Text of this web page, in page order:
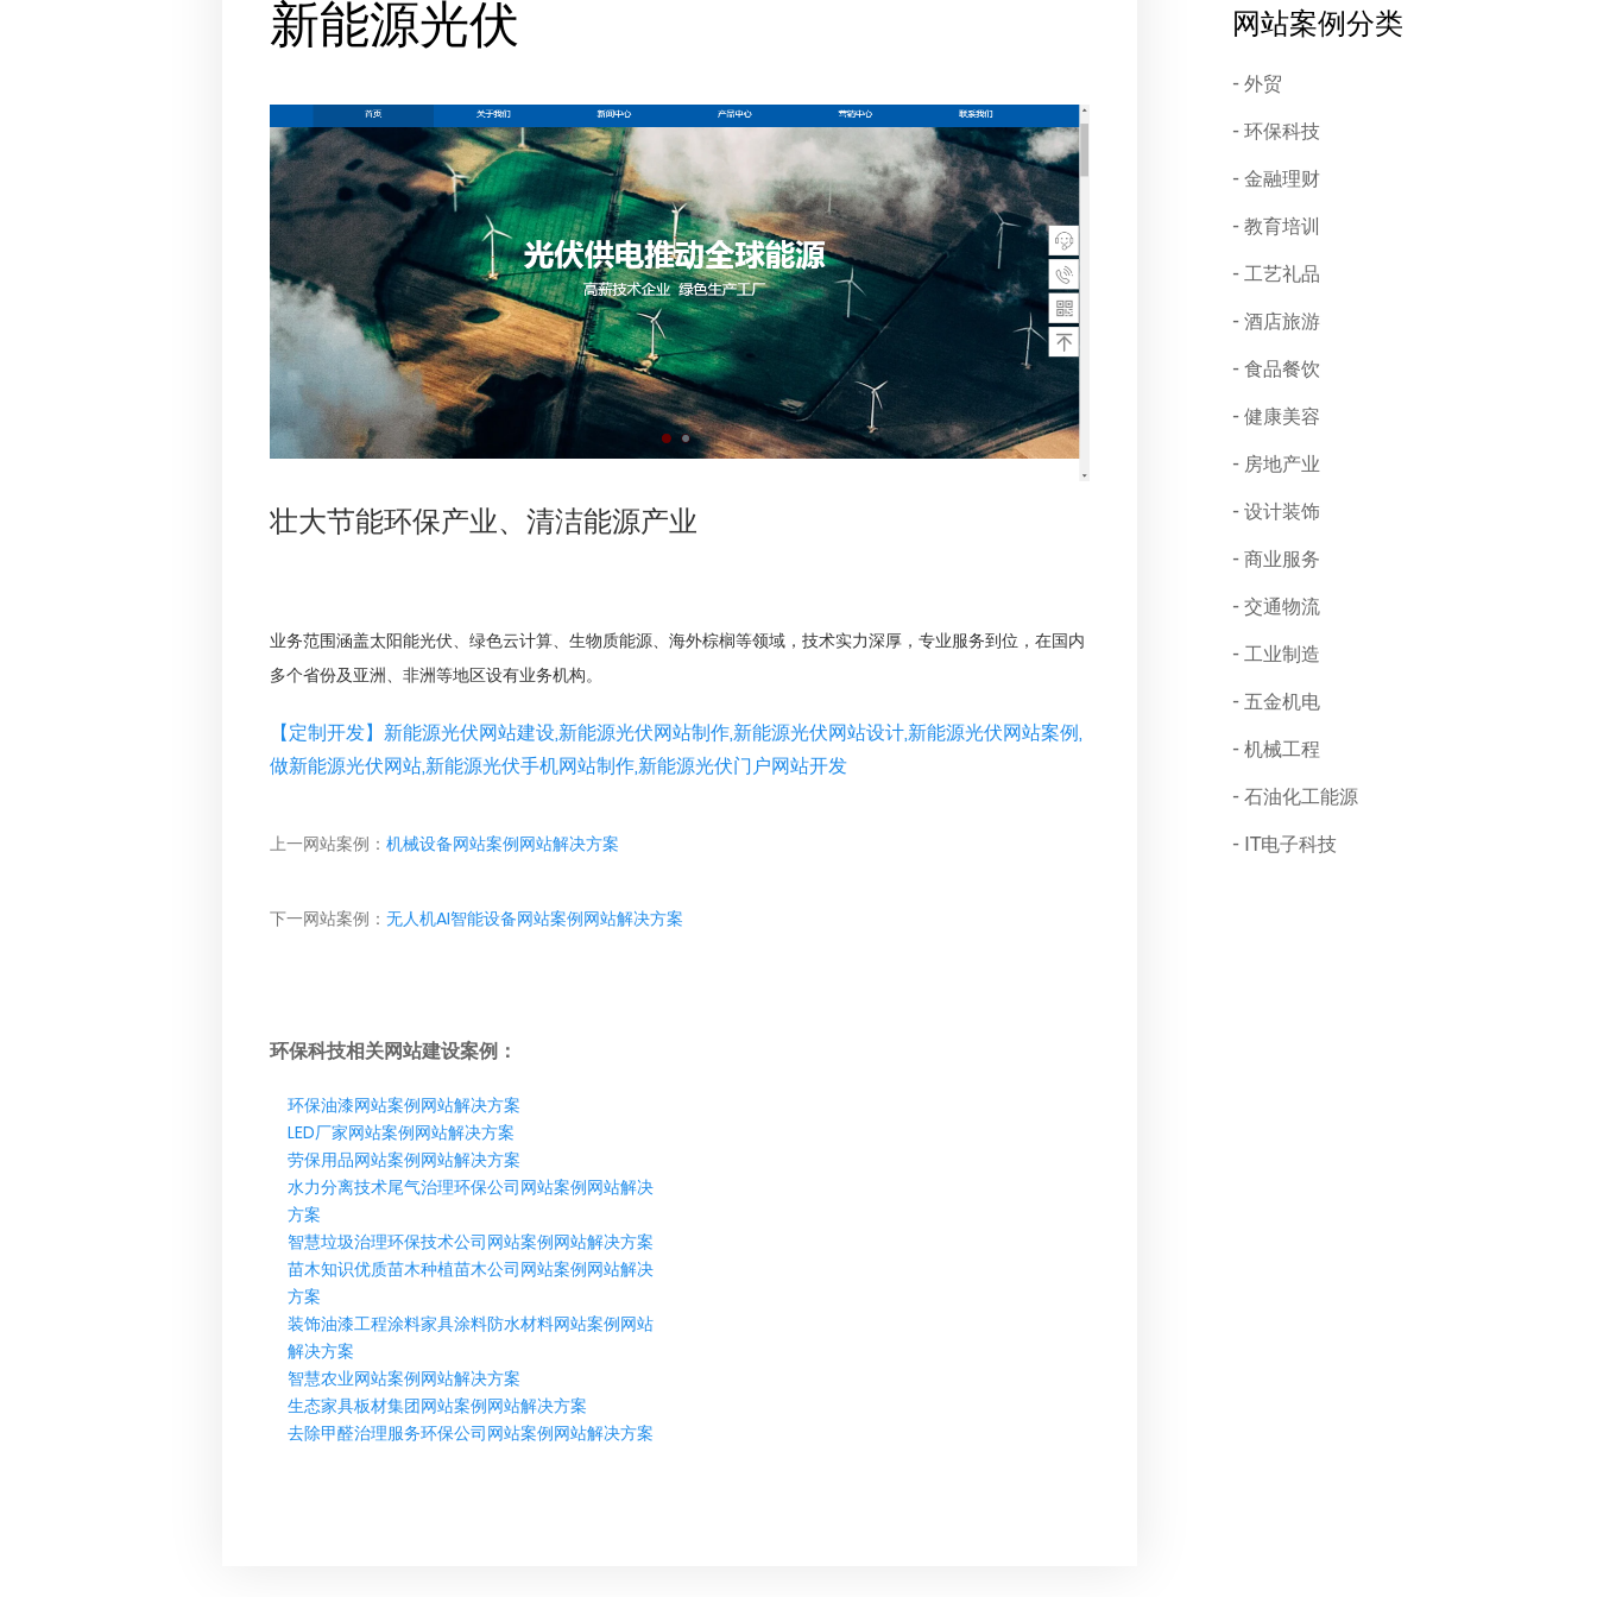
新能源光伏
壮大节能环保产业、清洁能源产业
业务范围涵盖太阳能光伏、绿色云计算、生物质能源、海外棕榈等领域，技术实力深厚，专业服务到位，在国内
多个省份及亚洲、非洲等地区设有业务机构。
【定制开发】新能源光伏网站建设,新能源光伏网站制作,新能源光伏网站设计,新能源光伏网站案例,
做新能源光伏网站,新能源光伏手机网站制作,新能源光伏门户网站开发
上一网站案例： 机械设备网站案例网站解决方案
下一网站案例： 无人机AI智能设备网站案例网站解决方案
环保科技相关网站建设案例：
环保油漆网站案例网站解决方案
LED厂家网站案例网站解决方案
劳保用品网站案例网站解决方案
水力分离技术尾气治理环保公司网站案例网站解决
方案
智慧垃圾治理环保技术公司网站案例网站解决方案
苗木知识优质苗木种植苗木公司网站案例网站解决
方案
装饰油漆工程涂料家具涂料防水材料网站案例网站
解决方案
智慧农业网站案例网站解决方案
生态家具板材集团网站案例网站解决方案
去除甲醛治理服务环保公司网站案例网站解决方案
网站案例分类
外贸
环保科技
金融理财
教育培训
工艺礼品
酒店旅游
食品餐饮
健康美容
房地产业
设计装饰
商业服务
交通物流
工业制造
五金机电
机械工程
石油化工能源
IT电子科技